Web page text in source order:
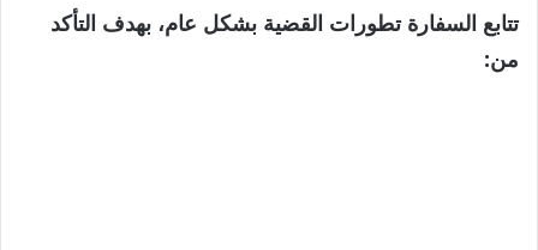
تتابع السفارة تطورات القضية بشكل عام، بهدف التأكد
من: